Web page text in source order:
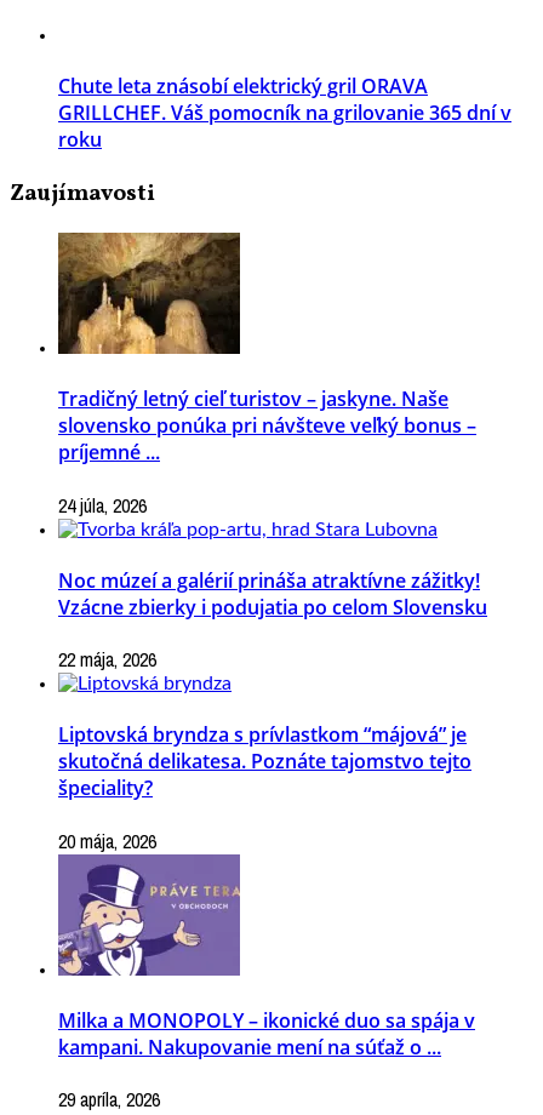
Chute leta znásobí elektrický gril ORAVA
GRILLCHEF. Váš pomocník na grilovanie 365 dní v
roku
Zaujímavosti
Tradičný letný cieľ turistov – jaskyne. Naše
slovensko ponúka pri návšteve veľký bonus –
príjemné ...
24 júla, 2026
Noc múzeí a galérií prináša atraktívne zážitky!
Vzácne zbierky i podujatia po celom Slovensku
22 mája, 2026
Liptovská bryndza s prívlastkom “májová” je
skutočná delikatesa. Poznáte tajomstvo tejto
špeciality?
20 mája, 2026
Milka a MONOPOLY – ikonické duo sa spája v
kampani. Nakupovanie mení na súťaž o ...
29 apríla, 2026